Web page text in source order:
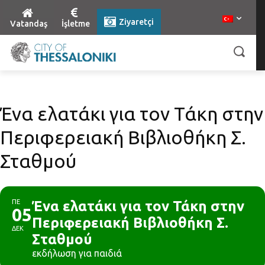
Vatandaş İşletme Ziyaretçi
Ένα ελατάκι για τον Τάκη στην
Περιφερειακή Βιβλιοθήκη Σ.
Σταθμού
ΠΕ
05
ΔΕΚ
Ένα ελατάκι για τον Τάκη στην
Περιφερειακή Βιβλιοθήκη Σ.
Σταθμού
εκδήλωση για παιδιά